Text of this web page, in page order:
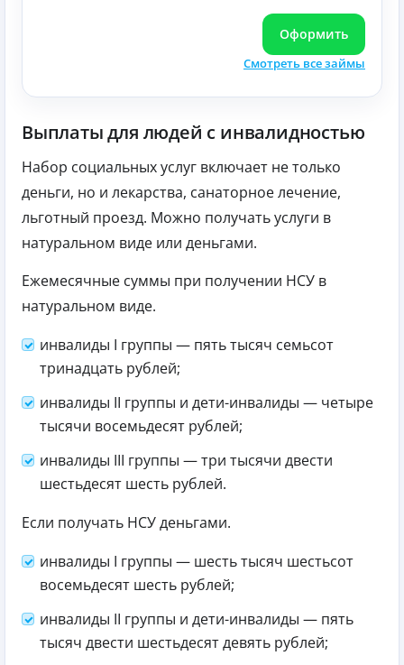
Оформить
Смотреть все займы
Выплаты для людей с инвалидностью
Набор социальных услуг включает не только
деньги, но и лекарства, санаторное лечение,
льготный проезд. Можно получать услуги в
натуральном виде или деньгами.
Ежемесячные суммы при получении НСУ в
натуральном виде.
инвалиды I группы — пять тысяч семьсот
тринадцать рублей;
инвалиды II группы и дети-инвалиды — четыре
тысячи восемьдесят рублей;
инвалиды III группы — три тысячи двести
шестьдесят шесть рублей.
Если получать НСУ деньгами.
инвалиды I группы — шесть тысяч шестьсот
восемьдесят шесть рублей;
инвалиды II группы и дети-инвалиды — пять
тысяч двести шестьдесят девять рублей;